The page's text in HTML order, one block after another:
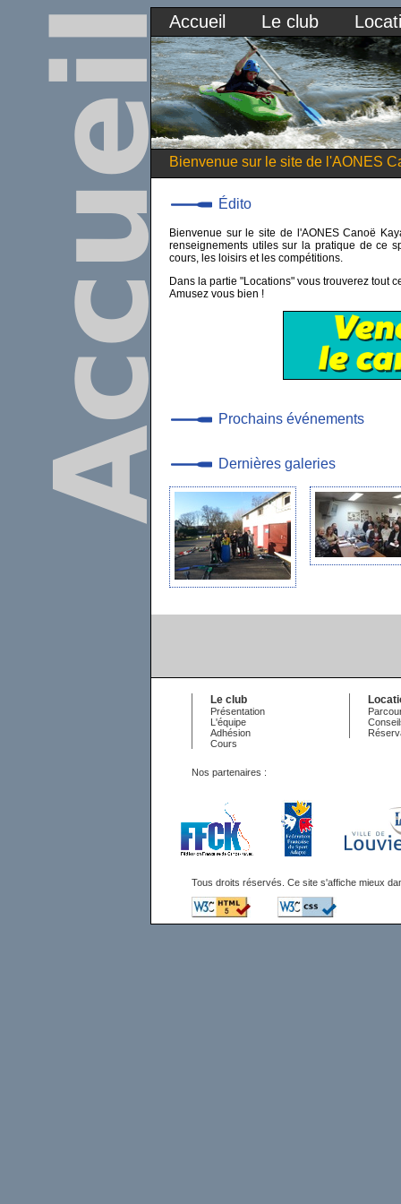
Accueil Le club
Bienvenue sur le site de l'AONES
Édito
Bienvenue sur le site de l'AONES Canoë
renseignements utiles sur la pratique de ce
cours, les loisirs et les compétitions.
Dans la partie "Locations" vous trouverez tout
Amusez vous bien !
Prochains événements
Dernières galeries
Le club
Présentation
L'équipe
Adhésion
Cours
Nos partenaires :
Tous droits réservés. Ce site s'affiche mieux